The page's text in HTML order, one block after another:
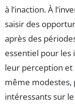
à l’inaction. À
saisir des
après des
essentiel pour les
leur perception et
même modestes,
intéressants sur